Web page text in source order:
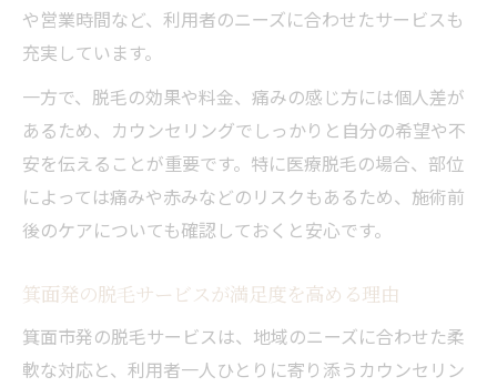
信頼できる医療脱毛クリニックの選び方
医療脱毛の費用と効果を徹底比較する方法
脱毛の価値を高める医療施術の特徴とは
医療脱毛体験者が語る価値と満足度の実際
VIO脱毛で後悔しないための現実的アドバイス
VIO脱毛で後悔しないための準備ポイント
VIO脱毛の価値と回数・効果の実際を解説
VIO脱毛の痛みと仕上がりに関する疑問解消
や営業時間など、利用者のニーズに合わせたサービスも
充実しています。
一方で、脱毛の効果や料金、痛みの感じ方には個人差が
あるため、カウンセリングでしっかりと自分の希望や不
安を伝えることが重要です。特に医療脱毛の場合、部位
によっては痛みや赤みなどのリスクもあるため、施術前
後のケアについても確認しておくと安心です。
箕面発の脱毛サービスが満足度を高める理由
箕面市発の脱毛サービスは、地域のニーズに合わせた柔
軟な対応と、利用者一人ひとりに寄り添うカウンセリン